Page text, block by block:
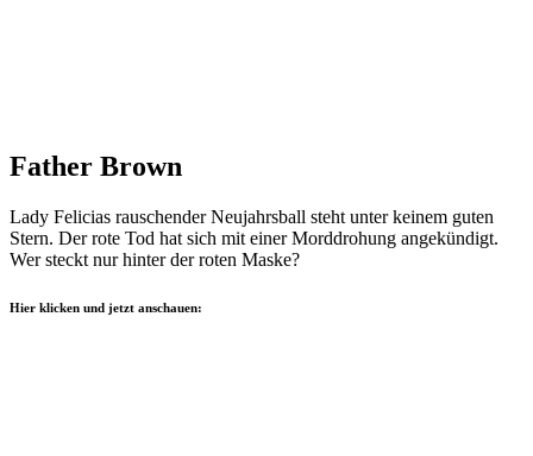
Father Brown
Lady Felicias rauschender Neujahrsball steht unter keinem guten
Stern. Der rote Tod hat sich mit einer Morddrohung angekündigt.
Wer steckt nur hinter der roten Maske?
Hier klicken und jetzt anschauen: